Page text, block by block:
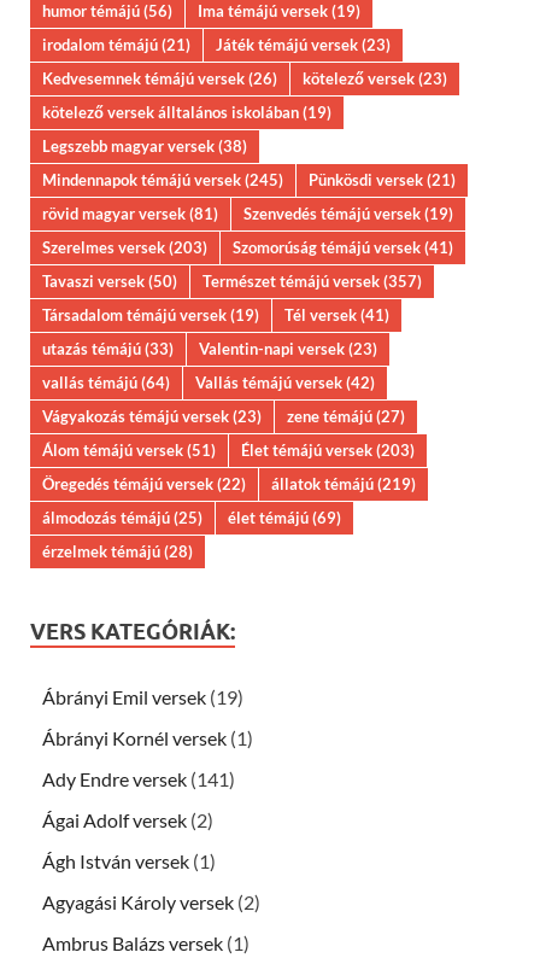
humor témájú(56) Ima témájú versek(19)
irodalom témájú(21) Játék témájú versek(23)
Kedvesemnek témájú versek(26) kötelező versek(23)
kötelező versek álltalános iskolában(19)
Legszebb magyar versek(38)
Mindennapok témájú versek(245) Pünkösdi versek(21)
rövid magyar versek(81) Szenvedés témájú versek(19)
Szerelmes versek(203) Szomorúság témájú versek(41)
Tavaszi versek(50) Természet témájú versek(357)
Társadalom témájú versek(19) Tél versek(41)
utazás témájú(33) Valentin-napi versek(23)
vallás témájú(64) Vallás témájú versek(42)
Vágyakozás témájú versek(23) zene témájú(27)
Álom témájú versek(51) Élet témájú versek(203)
Öregedés témájú versek(22) állatok témájú(219)
álmodozás témájú(25) élet témájú(69)
érzelmek témájú(28)
VERS KATEGÓRIÁK:
Ábrányi Emil versek (19)
Ábrányi Kornél versek (1)
Ady Endre versek (141)
Ágai Adolf versek (2)
Ágh István versek (1)
Agyagási Károly versek (2)
Ambrus Balázs versek (1)